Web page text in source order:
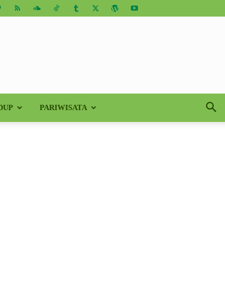
PARIWISATA